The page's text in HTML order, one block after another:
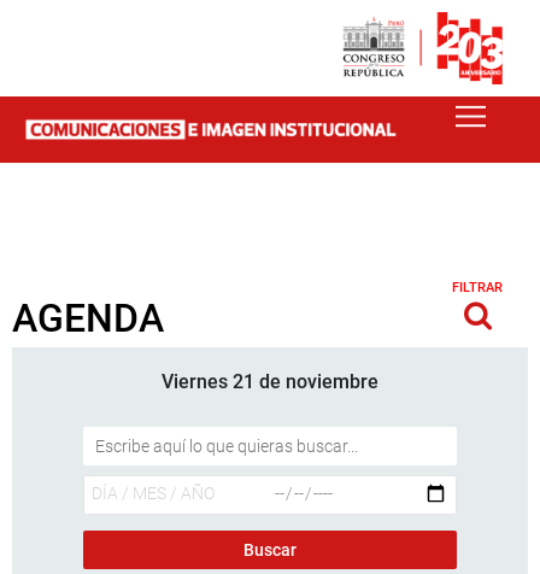
AGENDA
FILTRAR
Viernes 21 de noviembre